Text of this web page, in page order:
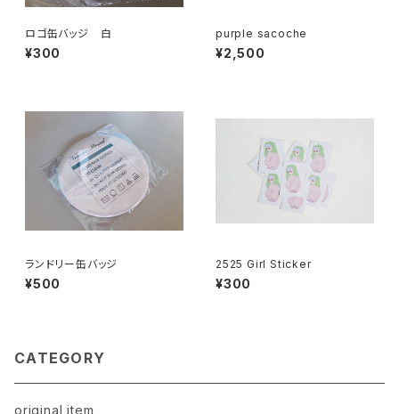
ロゴ缶バッジ 白
¥300
purple sacoche
¥2,500
ランドリー缶バッジ
¥500
2525 Girl Sticker
¥300
CATEGORY
original item